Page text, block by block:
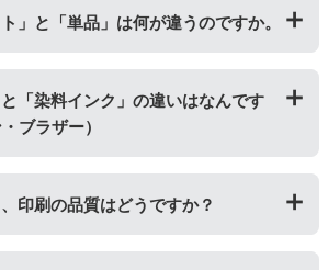
い。ビギナーセットには説明書を同封し
覧いただき、正しく作業を行ってくだ
は、詰め替えに必要な道具や説明書な
ません。
」と「単品」は何が違うのですか。
単品」には説明書や道具が付いておりま
ター様向けに販売しております。
と「染料インク」の違いはなんです
ブラザー）
強いため色の劣化が少なく、耐水性に
字のにじみが少ないのが特徴です。
インクが紙の繊維質に浸透して発色し
印刷の品質はどうですか？